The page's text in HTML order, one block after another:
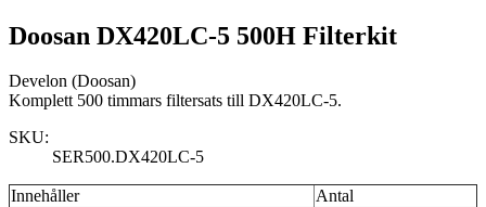
Doosan DX420LC-5 500H Filterkit
Develon (Doosan)
Komplett 500 timmars filtersats till DX420LC-5.
SKU:
SER500.DX420LC-5
Innehåller
Antal